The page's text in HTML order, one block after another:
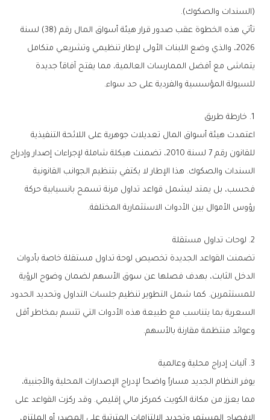
(السندات والصكوك).
تأتي هذه الخطوة عقب صدور قرار هيئة أسواق المال رقم (38) لسنة
2026، والذي وضع اللبنات الأولى لإطار تنظيمي وتشريعي متكامل
يتماشى مع أفضل الممارسات العالمية، مما يفتح آفاقاً جديدة
للسيولة المؤسسية والفردية على حد سواء.
1. خارطة طريق
اعتمدت هيئة أسواق المال تعديلات جوهرية على اللائحة التنفيذية
للقانون رقم 7 لسنة 2010، تضمنت هيكلة شاملة لإجراءات إصدار وإدراج
السندات والصكوك. هذا الإطار لا يكتفي بتنظيم الجوانب القانونية
فحسب، بل يمتد ليشمل قواعد تداول مرنة تسمح بانسيابية حركة
رؤوس الأموال بين الأدوات الاستثمارية المختلفة.
2. لوحات تداول مستقلة
تضمنت القواعد الجديدة تخصيص لوحة تداول مستقلة خاصة بأدوات
الدخل الثابت، بهدف فصلها عن سوق الأسهم لضمان وضوح الرؤية
للمستثمرين. كما شمل التطوير تنظيم جلسات التداول وتحديد الحدود
السعرية بما يتناسب مع طبيعة هذه الأدوات التي تتسم بمخاطر أقل
وعوائد منتظمة مقارنة بالأسهم.
3. آليات إدراج محلية وعالمية
يوفر النظام الجديد مساراً واضحاً لإدراج الإصدارات المحلية والأجنبية،
مما يعزز من مكانة الكويت كمركز مالي إقليمي. وقد ركزت القواعد على